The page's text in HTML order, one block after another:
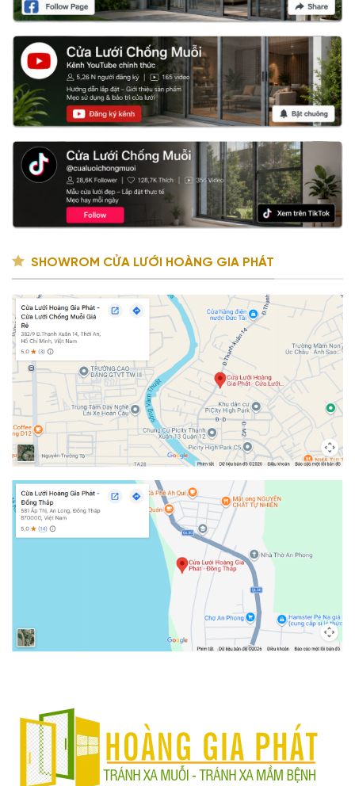
SHOWROM CỬA LƯỚI HOÀNG GIA PHÁT